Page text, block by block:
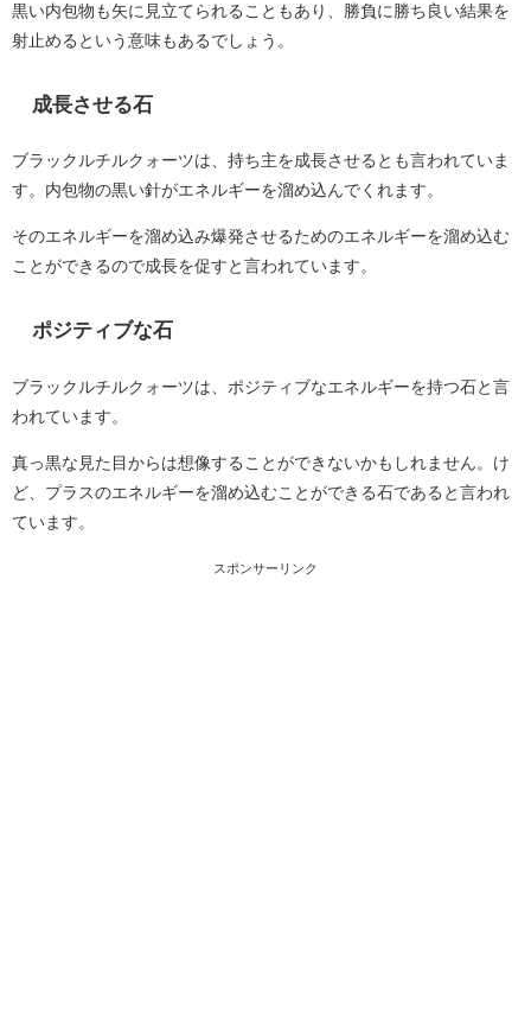
黒い内包物も矢に見立てられることもあり、勝負に勝ち良い結果を
射止めるという意味もあるでしょう。
成長させる石
ブラックルチルクォーツは、持ち主を成長させるとも言われていま
す。内包物の黒い針がエネルギーを溜め込んでくれます。
そのエネルギーを溜め込み爆発させるためのエネルギーを溜め込む
ことができるので成長を促すと言われています。
ポジティブな石
ブラックルチルクォーツは、ポジティブなエネルギーを持つ石と言
われています。
真っ黒な見た目からは想像することができないかもしれません。け
ど、プラスのエネルギーを溜め込むことができる石であると言われ
ています。
スポンサーリンク